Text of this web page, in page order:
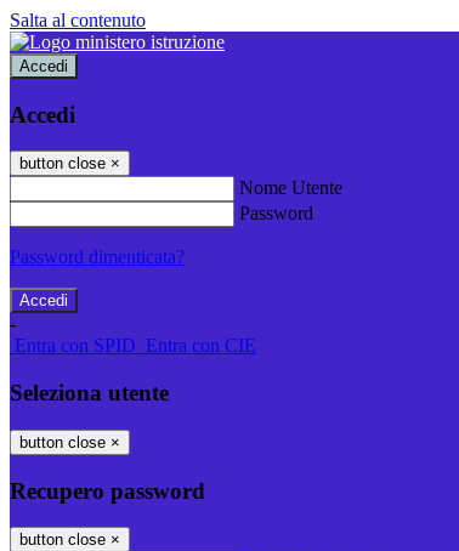
Salta al contenuto
Accedi
Accedi
button close ×
Nome Utente
Password
Password dimenticata?
-
Entra con SPID Entra con CIE
Seleziona utente
button close ×
Recupero password
button close ×